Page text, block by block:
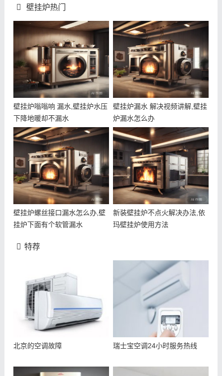
壁挂炉热门
壁挂炉嗡嗡响 漏水,壁挂炉水压
下降地暖却不漏水
壁挂炉漏水 解决视频讲解,壁挂
炉漏水怎么办
壁挂炉螺丝接口漏水怎么办,壁
挂炉下面有个软管漏水
新装壁挂炉不点火解决办法,依
玛壁挂炉使用方法
特荐
北京的空调故障 瑞士宝空调24小时服务热线